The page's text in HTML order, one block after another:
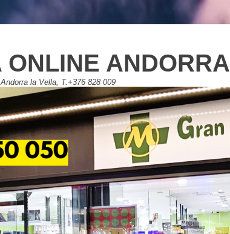
ANDORRA
la Vella, T.+376 828 009